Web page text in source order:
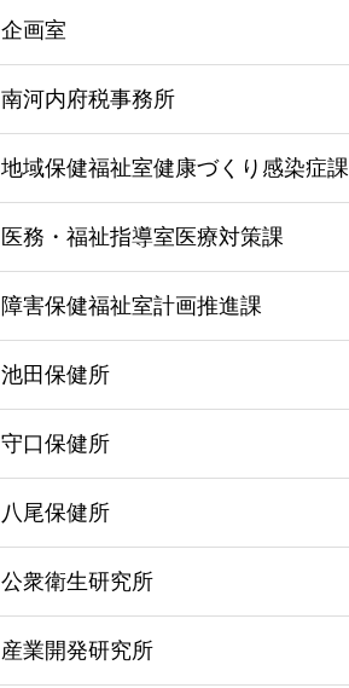
企画室
南河内府税事務所
地域保健福祉室健康づくり感染症課
医務・福祉指導室医療対策課
障害保健福祉室計画推進課
池田保健所
守口保健所
八尾保健所
公衆衛生研究所
産業開発研究所